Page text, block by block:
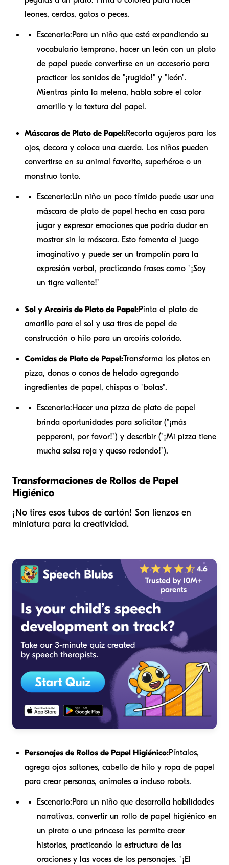
leones, cerdos, gatos o peces.
Escenario:Para un niño que está expandiendo su
vocabulario temprano, hacer un león con un plato
de papel puede convertirse en un accesorio para
practicar los sonidos de "¡rugido!" y "león".
Mientras pinta la melena, habla sobre el color
amarillo y la textura del papel.
Máscaras de Plato de Papel:Recorta agujeros para los
ojos, decora y coloca una cuerda. Los niños pueden
convertirse en su animal favorito, superhéroe o un
monstruo tonto.
Escenario:Un niño un poco tímido puede usar una
máscara de plato de papel hecha en casa para
jugar y expresar emociones que podría dudar en
mostrar sin la máscara. Esto fomenta el juego
imaginativo y puede ser un trampolín para la
expresión verbal, practicando frases como "¡Soy
un tigre valiente!"
Sol y Arcoíris de Plato de Papel:Pinta el plato de
amarillo para el sol y usa tiras de papel de
construcción o hilo para un arcoíris colorido.
Comidas de Plato de Papel:Transforma los platos en
pizza, donas o conos de helado agregando
ingredientes de papel, chispas o "bolas".
Escenario:Hacer una pizza de plato de papel
brinda oportunidades para solicitar ("¡más
pepperoni, por favor!") y describir ("¡Mi pizza tiene
mucha salsa roja y queso redondo!").
Transformaciones de Rollos de Papel
Higiénico
¡No tires esos tubos de cartón! Son lienzos en
miniatura para la creatividad.
Personajes de Rollos de Papel Higiénico:Píntalos,
agrega ojos saltones, cabello de hilo y ropa de papel
para crear personas, animales o incluso robots.
Escenario:Para un niño que desarrolla habilidades
narrativas, convertir un rollo de papel higiénico en
un pirata o una princesa les permite crear
historias, practicando la estructura de las
oraciones y las voces de los personajes. "¡El